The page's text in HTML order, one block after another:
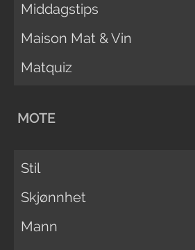
Middagstips
Maison Mat & Vin
Matquiz
MOTE
Stil
Skjønnhet
Mann